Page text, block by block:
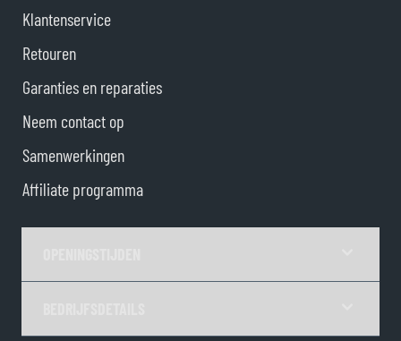
Klantenservice
Retouren
Garanties en reparaties
Neem contact op
Samenwerkingen
Affiliate programma